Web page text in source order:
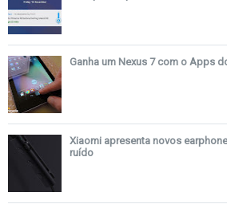
Ganha um Nexus 7 com o Apps
Xiaomi apresenta novos
ruído